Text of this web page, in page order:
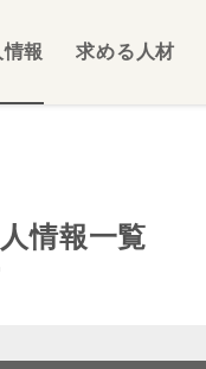
報 求める人材
情報一覧